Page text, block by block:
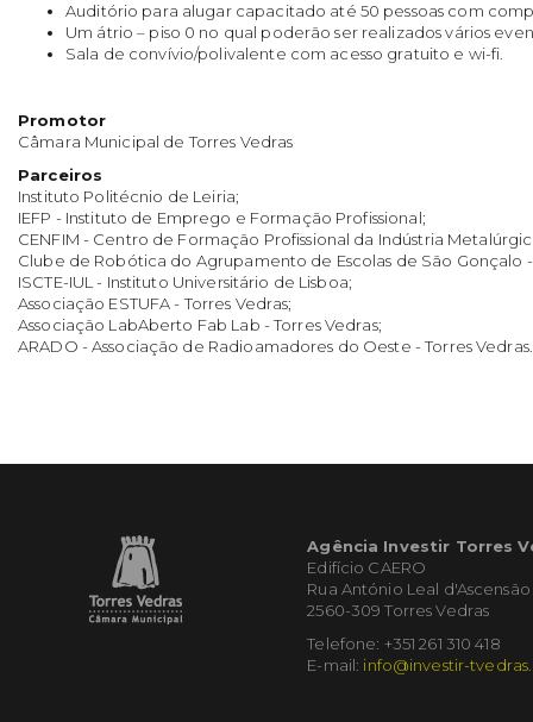
Auditório para alugar capacitado até 50 pessoas com
Um átrio – piso 0 no qual poderão ser realizados vários
Sala de convívio/polivalente com acesso gratuito e wi-fi.
Promotor
Câmara Municipal de Torres Vedras
Parceiros
Instituto Politécnio de Leiria;
IEFP - Instituto de Emprego e Formação Profissional;
CENFIM - Centro de Formação Profissional da Indústria
Clube de Robótica do Agrupamento de Escolas de São Gonçalo -
ISCTE-IUL - Instituto Universitário de Lisboa;
Associação ESTUFA - Torres Vedras;
Associação LabAberto Fab Lab - Torres Vedras;
ARADO - Associação de Radioamadores do Oeste - Torres Vedras.
Agência Investir Torres
Edifício CAERO
Rua António Leal d'Ascensão
2560-309 Torres Vedras
Telefone: +351 261 310 418
E-mail: info@investir-